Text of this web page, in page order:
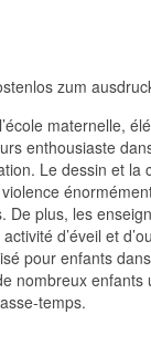
zum
maternelle,
enthousiaste
Le dessin et la
De plus, les
d’éveil et
pour enfants
nombreux enfants
temps.